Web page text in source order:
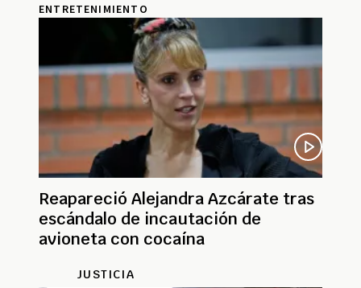
ENTRETENIMIENTO
Reapareció Alejandra Azcárate tras
escándalo de incautación de
avioneta con cocaína
JUSTICIA